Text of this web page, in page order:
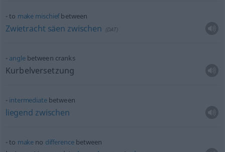
to make mischiefbetween
Zwietracht säen zwischen (DAT)
anglebetween cranks
Kurbelversetzung
intermediatebetween
liegend zwischen
to make no differencebetween